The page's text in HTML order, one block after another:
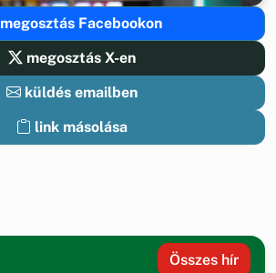
megosztás Facebookon
megosztás X-en
küldés emailben
link másolása
Összes hír